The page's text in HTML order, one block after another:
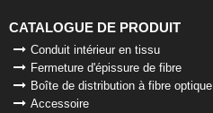
CATALOGUE DE PRODUIT
Conduit intérieur en tissu
Fermeture d'épissure de fibre
Boîte de distribution à fibre optique
Accessoire